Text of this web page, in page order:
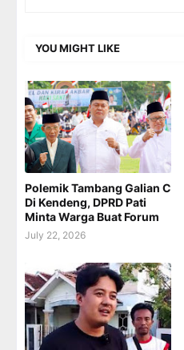
YOU MIGHT LIKE
Polemik Tambang Galian C
Di Kendeng, DPRD Pati
Minta Warga Buat Forum
July 22, 2026